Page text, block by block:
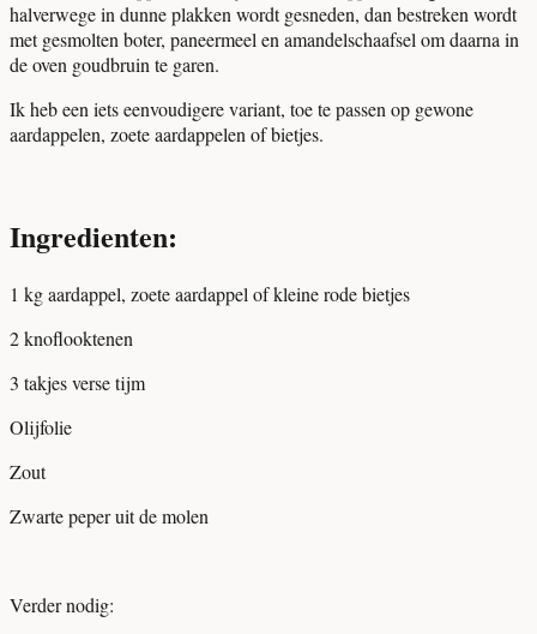
halverwege in dunne plakken wordt gesneden, dan bestreken wordt
met gesmolten boter, paneermeel en amandelschaafsel om daarna in
de oven goudbruin te garen.
Ik heb een iets eenvoudigere variant, toe te passen op gewone
aardappelen, zoete aardappelen of bietjes.
Ingredienten:
1 kg aardappel, zoete aardappel of kleine rode bietjes
2 knoflooktenen
3 takjes verse tijm
Olijfolie
Zout
Zwarte peper uit de molen
Verder nodig: